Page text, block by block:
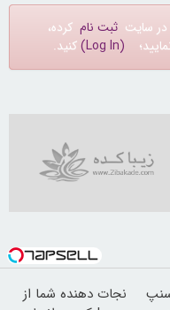
در سایت ثبت نام کرده،
(Log In) کنید.
نجات دهنده شما از